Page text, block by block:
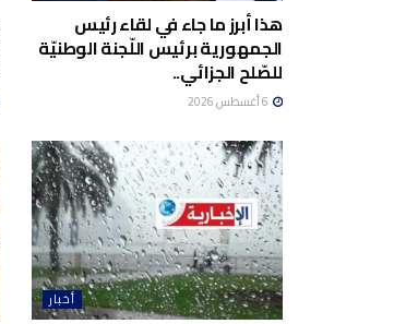
هذا أبرز ما جاء في لقاء رئيس
الجمهورية برئيس اللّجنة الوطنيّة
للصّلح الجزائي..
أخبار